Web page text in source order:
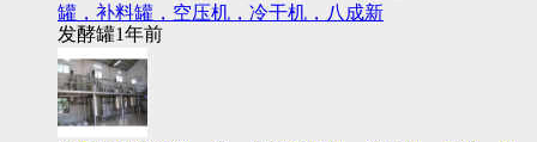
罐，补料罐，空压机，冷干机，八成新
发酵罐1年前